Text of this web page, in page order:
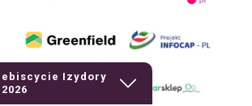
Izydory
2026